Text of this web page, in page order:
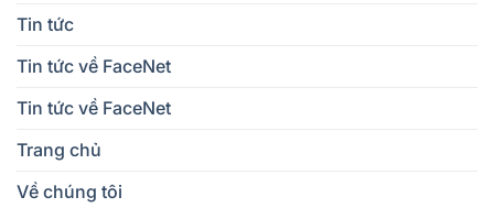
Tin tức
Tin tức về FaceNet
Tin tức về FaceNet
Trang chủ
Về chúng tôi